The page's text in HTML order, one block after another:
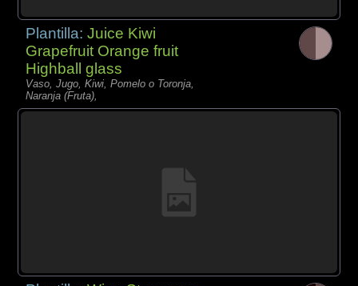
Plantilla:Juice Kiwi
Grapefruit Orange fruit
Highball glass
Vaso, Jugo, Kiwi, Pomelo o Toronja,
Naranja (Fruta),